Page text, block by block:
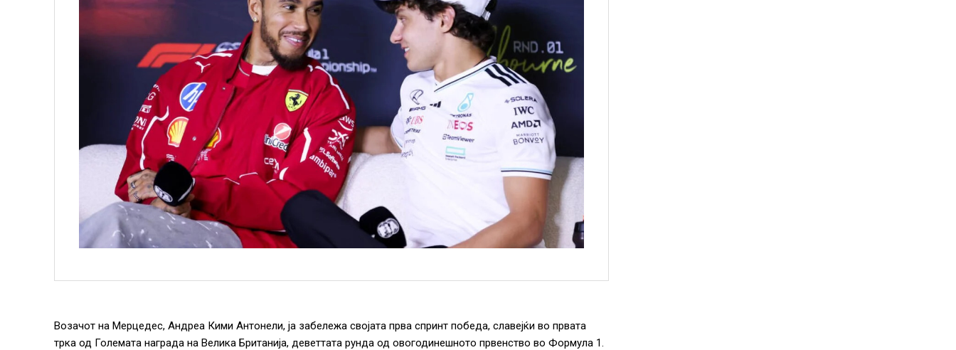
Возачот на Мерцедес, Андреа Кими Антонели, ја забележа својата прва спринт победа, славејќи во првата
трка од Големата награда на Велика Британија, деветтата рунда од овогодинешното првенство во Формула 1.